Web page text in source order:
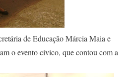
de Educação Márcia Maia e
o evento cívico, que contou com a